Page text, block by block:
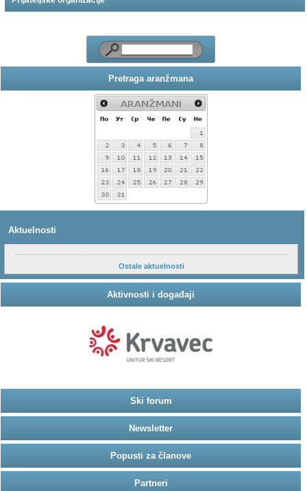
Pretraga aranžmana
Aktuelnosti
Ostale aktuelnosti
Aktivnosti i događaji
Ski forum
Newsletter
Popusti za članove
Partneri